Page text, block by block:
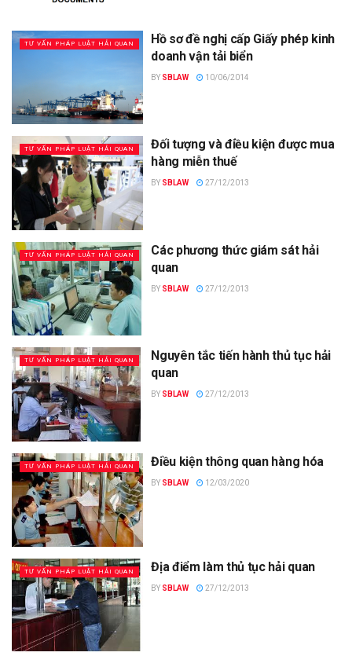
TƯ VẤN PHÁP LUẬT HẢI QUAN
Hồ sơ đề nghị cấp Giấy phép kinh
doanh vận tải biển
BY SBLAW 10/06/2014
TƯ VẤN PHÁP LUẬT HẢI QUAN
Đối tượng và điều kiện được mua
hàng miễn thuế
BY SBLAW 27/12/2013
TƯ VẤN PHÁP LUẬT HẢI QUAN
Các phương thức giám sát hải
quan
BY SBLAW 27/12/2013
TƯ VẤN PHÁP LUẬT HẢI QUAN
Nguyên tắc tiến hành thủ tục hải
quan
BY SBLAW 27/12/2013
TƯ VẤN PHÁP LUẬT HẢI QUAN Điều kiện thông quan hàng hóa
BY SBLAW 12/03/2020
TƯ VẤN PHÁP LUẬT HẢI QUAN Địa điểm làm thủ tục hải quan
BY SBLAW 27/12/2013